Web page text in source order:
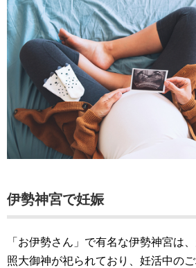
伊勢神宮で妊娠
「お伊勢さん」で有名な伊勢神宮は
照大御神が祀られており、妊活中の